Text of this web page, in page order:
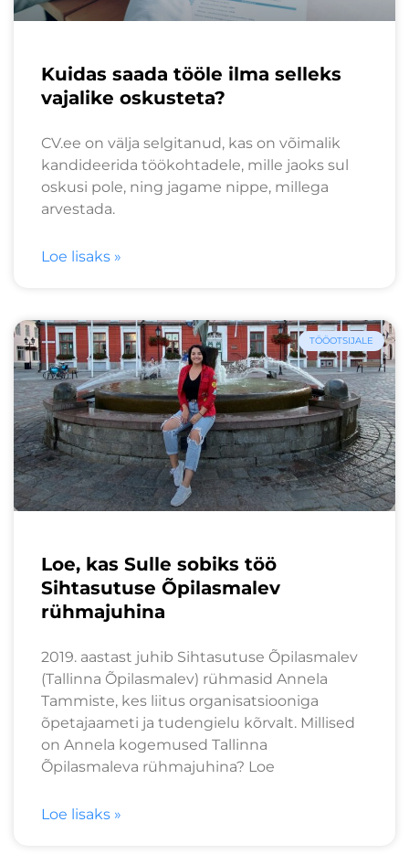
Kuidas saada tööle ilma selleks
vajalike oskusteta?
CV.ee on välja selgitanud, kas on võimalik
kandideerida töökohtadele, mille jaoks sul
oskusi pole, ning jagame nippe, millega
arvestada.
Loe lisaks »
TÖÖOTSIJALE
Loe, kas Sulle sobiks töö
Sihtasutuse Õpilasmalev
rühmajuhina
2019. aastast juhib Sihtasutuse Õpilasmalev
(Tallinna Õpilasmalev) rühmasid Annela
Tammiste, kes liitus organisatsiooniga
õpetajaameti ja tudengielu kõrvalt. Millised
on Annela kogemused Tallinna
Õpilasmaleva rühmajuhina? Loe
Loe lisaks »